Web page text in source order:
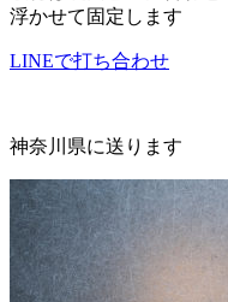
浮かせて固定します
LINEで打ち合わせ
神奈川県に送ります